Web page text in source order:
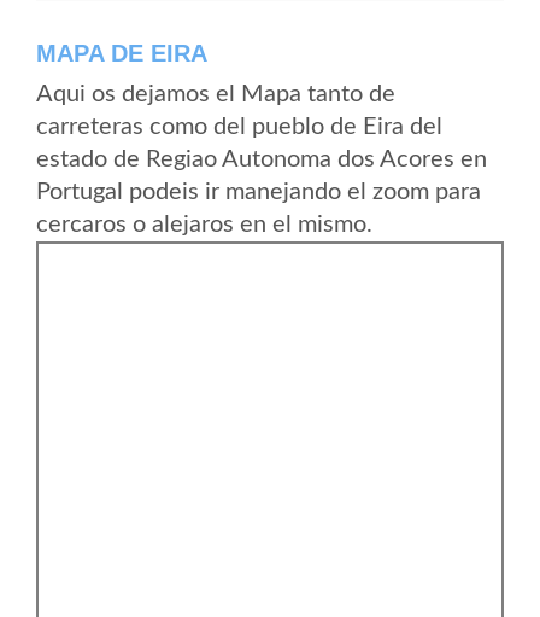
MAPA DE EIRA
Aqui os dejamos el Mapa tanto de
carreteras como del pueblo de Eira del
estado de Regiao Autonoma dos Acores en
Portugal podeis ir manejando el zoom para
cercaros o alejaros en el mismo.